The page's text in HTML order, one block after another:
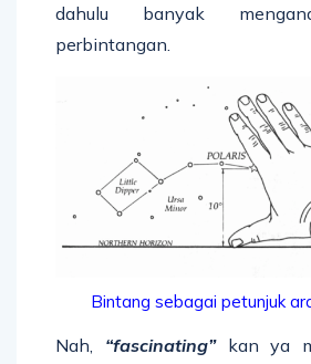
dahulu banyak
perbintangan.
Bintang sebagai petunjuk
Nah, “fascinating”kan ya